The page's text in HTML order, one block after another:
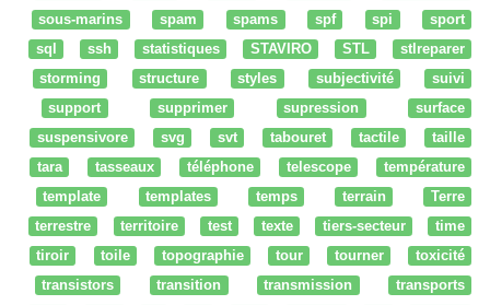
sous-marins
spam spams spf spi
sport
sql
ssh statistiques STAVIRO STL
stlreparer
storming
structure styles subjectivité
suivi
support
supprimer supression
surface
suspensivore
svg svt tabouret tactile
taille
tara
tasseaux téléphone telescope
température
template
templates temps terrain
Terre
terrestre
territoire test texte tiers-secteur
time
tiroir
toile topographie tour tourner
toxicité
transistors
transition transmission
transports